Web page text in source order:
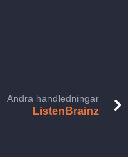
Andra handledningar
ListenBrainz